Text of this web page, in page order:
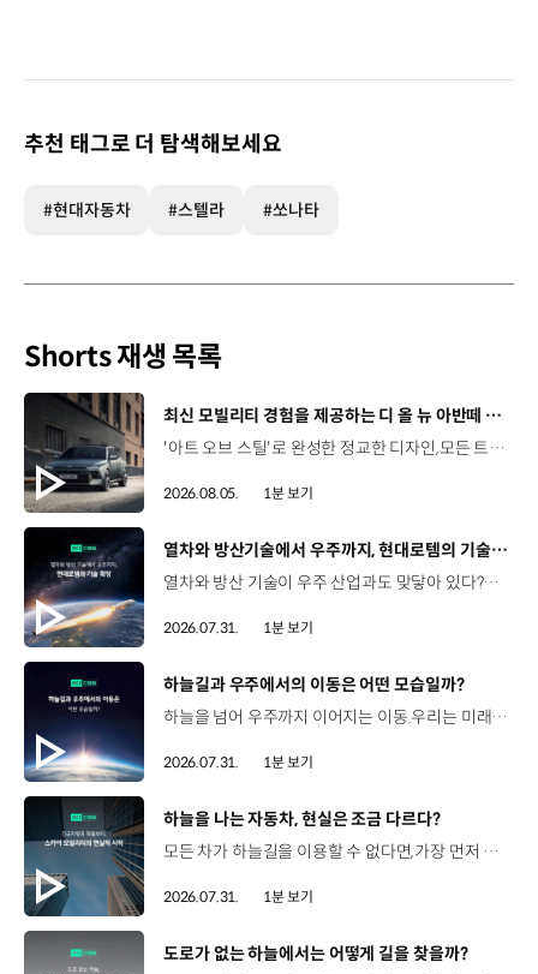
추천 태그로 더 탐색해보세요
#현대자동차 #스텔라 #쏘나타
Shorts 재생 목록
[동영상]
최신 모빌리티 경험을 제공하는 디 올 뉴 아반떼 계약 개시
'아트 오브 스틸'로 완성한 정교한 디자인,모든 트림에 적용된 플레오스 커넥트와 최신 안전·편의 사양까지. 차급 이상의 가치를 담은디 올 뉴 아반떼가 계약을 시작했습니다. #현대자동차 #디올뉴아반떼 #아반떼 #플레오스커넥트 #GleoAI #준중형세단 #세단
2026.08.05. 1분 보기
[동영상]
열차와 방산기술에서 우주까지, 현대로템의 기술 확장
열차와 방산 기술이 우주 산업과도 맞닿아 있다?항공 우주 분야에도 발을 담고 있는 현대로템 현대진행형 팟캐스트 EP.20에서 확인하세요.📻 #현대자동차그룹 #현대진행형 #모빌리티팟캐스트 #현대로템 #하늘길 #스카이모빌리티 #우주 #우주항공 #자율주행 #모빌리티
2026.07.31. 1분 보기
[동영상]
하늘길과 우주에서의 이동은 어떤 모습일까?
하늘을 넘어 우주까지 이어지는 이동.우리는 미래 모빌리티를 어떤 모습으로 상상해볼 수 있을까요? 현대진행형 팟캐스트 EP.20에서 확인하세요.📻 #현대자동차그룹 #현대진행형 #모빌리티팟캐스트 #하늘길 #스카이모빌리티 #우주 #우주항공 #자율주행 #모빌리티
2026.07.31. 1분 보기
[동영상]
하늘을 나는 자동차, 현실은 조금 다르다?
모든 차가 하늘길을 이용할 수 없다면,가장 먼저 하늘을 달리게 될 모빌리티는 무엇일까요? 현대진행형 팟캐스트 EP.20에서 확인하세요.📻 #현대자동차그룹 #현대진행형 #모빌리티팟캐스트 #하늘길 #스카이모빌리티 #우주 #우주항공 #자율주행 #모빌리티
2026.07.31. 1분 보기
[동영상]
도로가 없는 하늘에서는 어떻게 길을 찾을까?